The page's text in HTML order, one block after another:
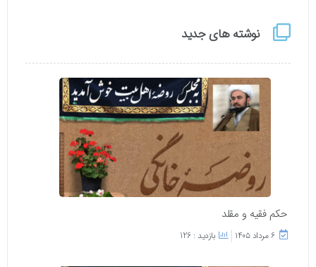
نوشته های جدید
حکم فقیه و مقلد
۶ مرداد ۱۴۰۵ بازدید : 126